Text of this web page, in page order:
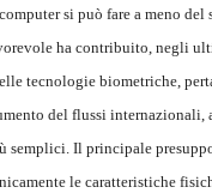
si può fare a meno
ha contribuito, negli
tecnologie biometriche,
del flussi internazionali,
semplici. Il principale
le caratteristiche